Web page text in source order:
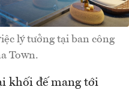
lý tưởng tại ban công
Town.
khối đế mang tới